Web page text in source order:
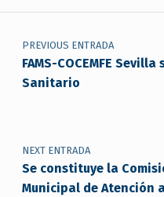
Navegación de entradas
PREVIOUS ENTRADA
FAMS-COCEMFE
Sanitario
NEXT ENTRADA
Se constituye la
Municipal de Atención